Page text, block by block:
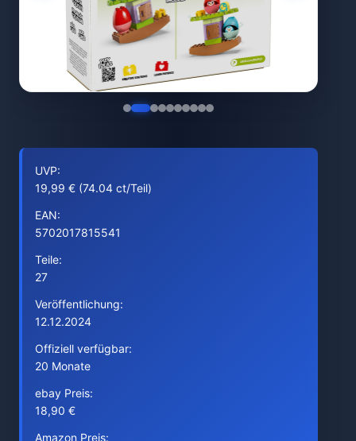
UVP:
19,99 € (74.04 ct/Teil)
EAN:
5702017815541
Teile:
27
Veröffentlichung:
12.12.2024
Offiziell verfügbar:
20 Monate
ebay Preis:
18,90 €
Amazon Preis: